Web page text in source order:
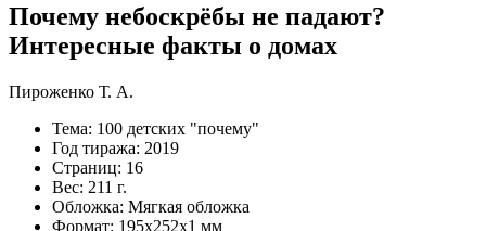
Почему небоскрёбы не падают?
Интересные факты о домах
Пироженко Т. А.
Тема: 100 детских "почему"
Год тиража: 2019
Страниц: 16
Вес: 211 г.
Обложка: Мягкая обложка
Формат: 195х252х1 мм